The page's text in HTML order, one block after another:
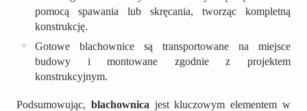
pomocą spawania lub skręcania, tworząc kompletną
konstrukcję.
Gotowe blachownice są transportowane na miejsce
budowy i montowane zgodnie z projektem
konstrukcyjnym.
Podsumowując,blachownica jest kluczowym elementem w